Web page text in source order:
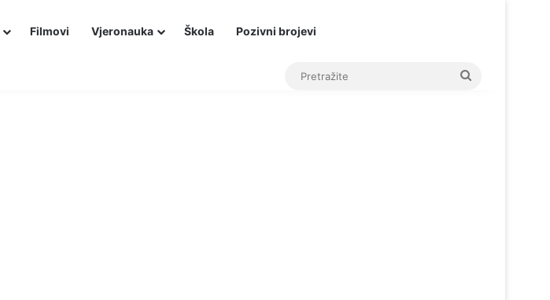
Filmovi Vjeronauka Škola Pozivni brojevi